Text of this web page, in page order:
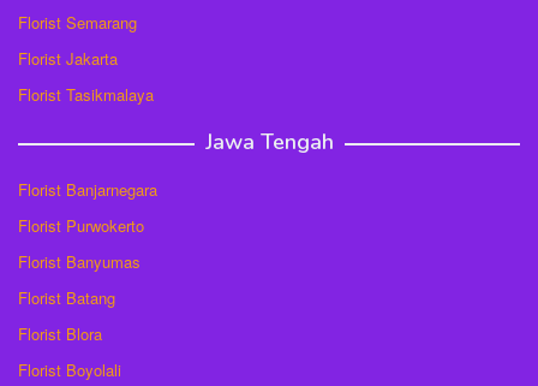
Florist Semarang
Florist Jakarta
Florist Tasikmalaya
Jawa Tengah
Florist Banjarnegara
Florist Purwokerto
Florist Banyumas
Florist Batang
Florist Blora
Florist Boyolali